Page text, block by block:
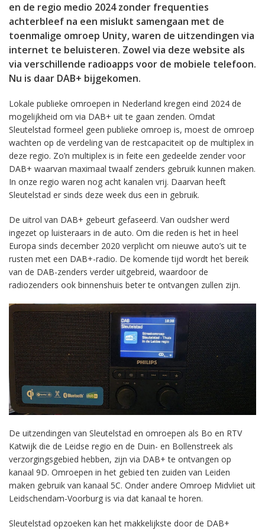
en de regio medio 2024 zonder frequenties
achterbleef na een mislukt samengaan met de
toenmalige omroep Unity, waren de uitzendingen via
internet te beluisteren. Zowel via deze website als
via verschillende radioapps voor de mobiele telefoon.
Nu is daar DAB+ bijgekomen.
Lokale publieke omroepen in Nederland kregen eind 2024 de
mogelijkheid om via DAB+ uit te gaan zenden. Omdat
Sleutelstad formeel geen publieke omroep is, moest de omroep
wachten op de verdeling van de restcapaciteit op de multiplex in
deze regio. Zo’n multiplex is in feite een gedeelde zender voor
DAB+ waarvan maximaal twaalf zenders gebruik kunnen maken.
In onze regio waren nog acht kanalen vrij. Daarvan heeft
Sleutelstad er sinds deze week dus een in gebruik.
De uitrol van DAB+ gebeurt gefaseerd. Van oudsher werd
ingezet op luisteraars in de auto. Om die reden is het in heel
Europa sinds december 2020 verplicht om nieuwe auto’s uit te
rusten met een DAB+-radio. De komende tijd wordt het bereik
van de DAB-zenders verder uitgebreid, waardoor de
radiozenders ook binnenshuis beter te ontvangen zullen zijn.
De uitzendingen van Sleutelstad en omroepen als Bo en RTV
Katwijk die de Leidse regio en de Duin- en Bollenstreek als
verzorgingsgebied hebben, zijn via DAB+ te ontvangen op
kanaal 9D. Omroepen in het gebied ten zuiden van Leiden
maken gebruik van kanaal 5C. Onder andere Omroep Midvliet uit
Leidschendam-Voorburg is via dat kanaal te horen.
Sleutelstad opzoeken kan het makkelijkste door de DAB+